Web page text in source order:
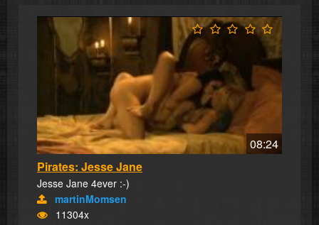
08:24
Pirates: Jesse Jane
Jesse Jane 4ever :-)
martinMomsen
11304x